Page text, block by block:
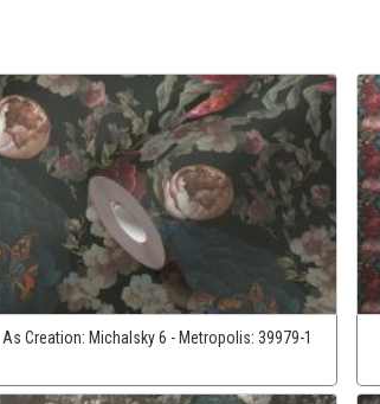
As Creation: Michalsky 6 - Metropolis: 39979-1